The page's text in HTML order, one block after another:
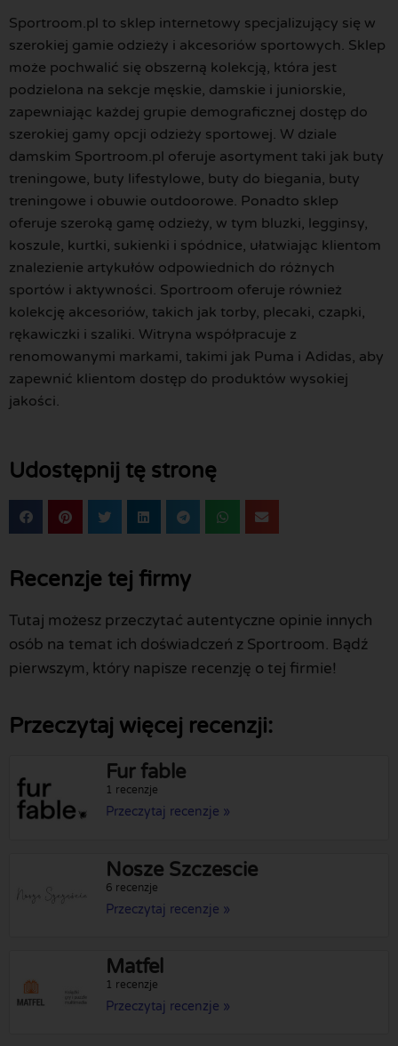
Sportroom.pl to sklep internetowy specjalizujący się w
szerokiej gamie odzieży i akcesoriów sportowych. Sklep
może pochwalić się obszerną kolekcją, która jest
podzielona na sekcje męskie, damskie i juniorskie,
zapewniając każdej grupie demograficznej dostęp do
szerokiej gamy opcji odzieży sportowej. W dziale
damskim Sportroom.pl oferuje asortyment taki jak buty
treningowe, buty lifestylowe, buty do biegania, buty
treningowe i obuwie outdoorowe. Ponadto sklep
oferuje szeroką gamę odzieży, w tym bluzki, legginsy,
koszule, kurtki, sukienki i spódnice, ułatwiając klientom
znalezienie artykułów odpowiednich do różnych
sportów i aktywności. Sportroom oferuje również
kolekcję akcesoriów, takich jak torby, plecaki, czapki,
rękawiczki i szaliki. Witryna współpracuje z
renomowanymi markami, takimi jak Puma i Adidas, aby
zapewnić klientom dostęp do produktów wysokiej
jakości.
Udostępnij tę stronę
Recenzje tej firmy
Tutaj możesz przeczytać autentyczne opinie innych
osób na temat ich doświadczeń z Sportroom. Bądź
pierwszym, który napisze recenzję o tej firmie!
Przeczytaj więcej recenzji:
Fur fable
1 recenzje
Przeczytaj recenzje »
Nosze Szczescie
6 recenzje
Przeczytaj recenzje »
Matfel
1 recenzje
Przeczytaj recenzje »